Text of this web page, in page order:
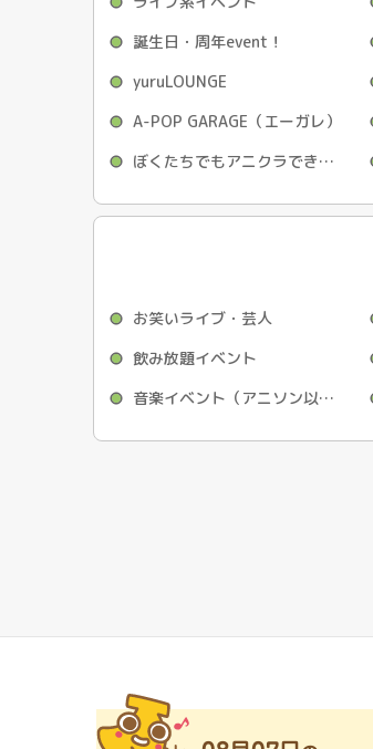
誕生日・周年event！
yuruLOUNGE
A-POP GARAGE（エーガレ）
ぼくたちでもアニクラできますか？
お笑いライブ・芸人
飲み放題イベント
音楽イベント（アニソン以外）